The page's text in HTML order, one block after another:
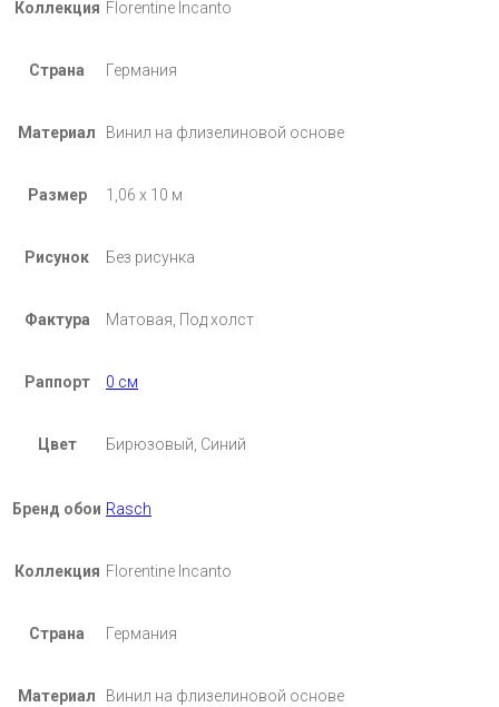
Коллекция Florentine Incanto
Страна Германия
Материал Винил на флизелиновой основе
Размер 1,06 х 10 м
Рисунок Без рисунка
Фактура Матовая, Под холст
Раппорт 0 см
Цвет Бирюзовый, Синий
Бренд обои Rasch
Коллекция Florentine Incanto
Страна Германия
Материал Винил на флизелиновой основе